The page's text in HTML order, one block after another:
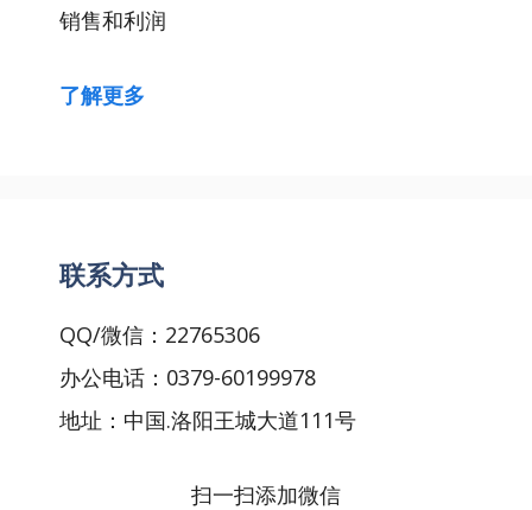
销售和利润
了解更多
联系方式
QQ/微信：22765306
办公电话：0379-60199978
地址：中国.洛阳王城大道111号
扫一扫添加微信